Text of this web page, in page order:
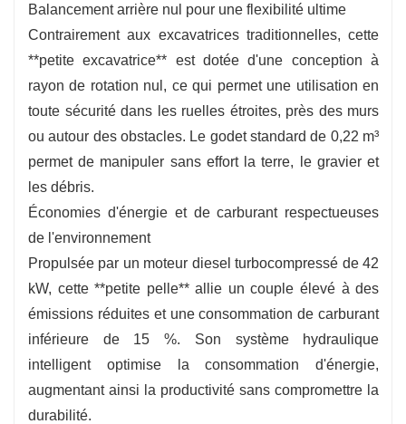
brise-gel à un godet de nivellement laser plus
vite que vous ne pouvez dire « pause-café ».
✅Bénéficiez d'une garantie de 2 ans sur les
composants clés et d'une assistance technique.
Chaque mini-pelle est livrée avec un carnet
d'entretien dédié et un accès à notre réseau de
service mondial pour une fiabilité à vie.
Pour plus d'informations sur la pelle sur
chenilles CT60-8BV, veuillezContactez-nous.
Balancement arrière nul pour une flexibilité ultime
Contrairement aux excavatrices traditionnelles, cette
**petite excavatrice** est dotée d'une conception à
rayon de rotation nul, ce qui permet une utilisation en
toute sécurité dans les ruelles étroites, près des murs
ou autour des obstacles. Le godet standard de 0,22 m³
permet de manipuler sans effort la terre, le gravier et
les débris.
Économies d'énergie et de carburant respectueuses
de l'environnement
Propulsée par un moteur diesel turbocompressé de 42
kW, cette **petite pelle** allie un couple élevé à des
émissions réduites et une consommation de carburant
inférieure de 15 %. Son système hydraulique
intelligent optimise la consommation d'énergie,
augmentant ainsi la productivité sans compromettre la
durabilité.